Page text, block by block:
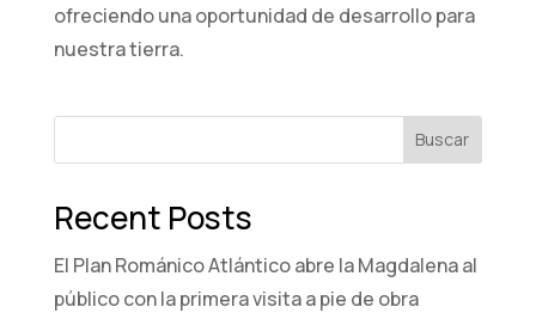
ofreciendo una oportunidad de desarrollo para
nuestra tierra.
Buscar
Recent Posts
El Plan Románico Atlántico abre la Magdalena al
público con la primera visita a pie de obra